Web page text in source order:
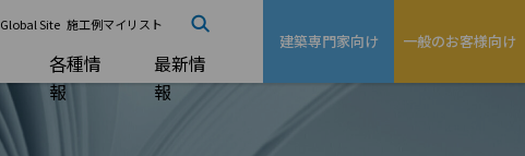
Global Site 施工例マイリスト
各種情
報
最新情
報
建築専門家向け 一般のお客様向け